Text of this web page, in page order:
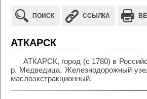
ПОИСК ССЫЛКА
АТКАРСК
АТКАРСК, город (с 1780) в
р. Медведица. Железнодорожный
маслоэкстракционный.